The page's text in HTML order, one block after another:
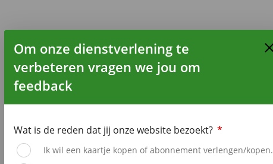
Om onze dienstverlening te
verbeteren vragen we jou om
feedback
Wat is de reden dat jij onze website bezoekt? *
Ik wil een kaartje kopen of abonnement verlengen/kopen.